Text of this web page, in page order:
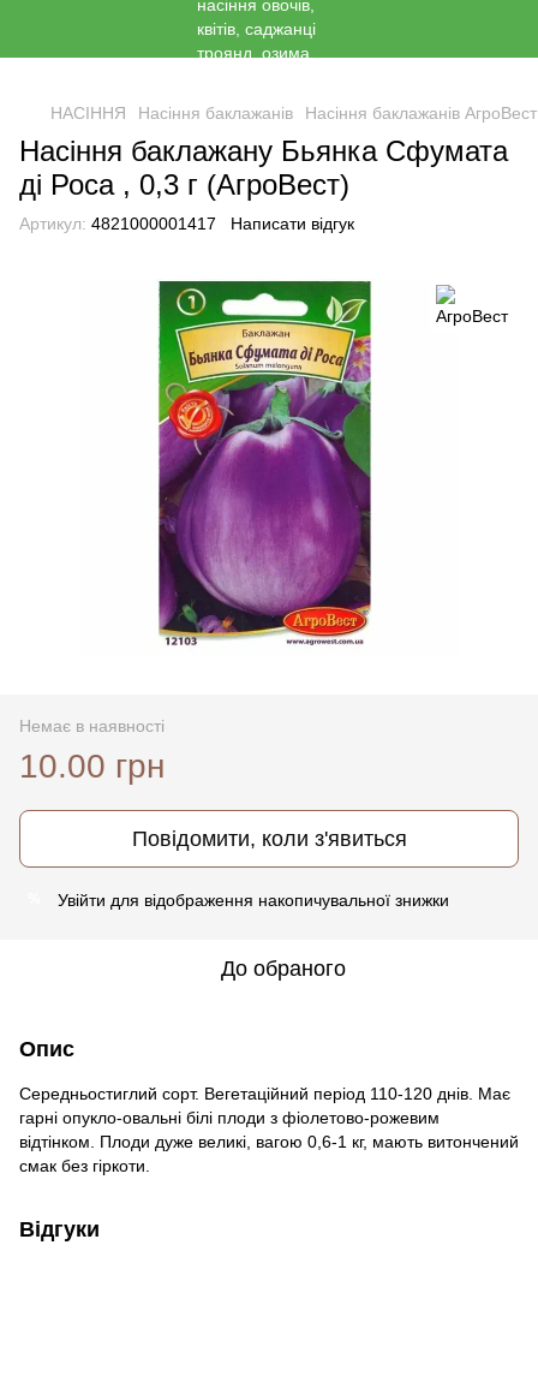
НАСІННЯ Насіння баклажанів Насіння баклажанів АгроВест
Насіння баклажану Бьянка Сфумата
ді Роса , 0,3 г (АгроВест)
Артикул: 4821000001417 Написати відгук
Немає в наявності
10.00 грн
Повідомити, коли з'явиться
Увійти для відображення накопичувальної знижки
До обраного
Опис
Середньостиглий сорт. Вегетаційний період 110-120 днів. Має
гарні опукло-овальні білі плоди з фіолетово-рожевим
відтінком. Плоди дуже великі, вагою 0,6-1 кг, мають витончений
смак без гіркоти.
Відгуки